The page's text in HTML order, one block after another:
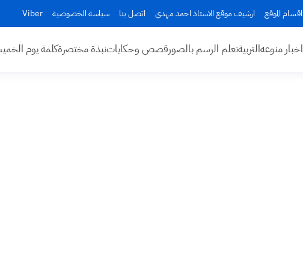
اقسام الموقع ارشيف موقع الاستاذ احمد مهدي اتصل بنا سياسة الخصوصية Viber
اخبار منوعهالتربيةتعلم الرسم بالصورقصص وحكاياتنبذة مختصرةكلمة يوم